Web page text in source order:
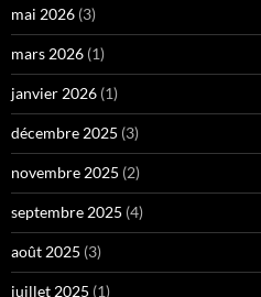
mai 2026 (3)
mars 2026 (1)
janvier 2026 (1)
décembre 2025 (3)
novembre 2025 (2)
septembre 2025 (4)
août 2025 (3)
juillet 2025 (1)